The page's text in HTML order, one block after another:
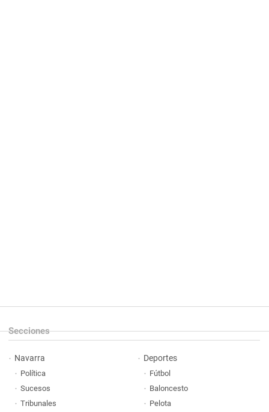
Secciones
Navarra
Política
Sucesos
Tribunales
Deportes
Fútbol
Baloncesto
Pelota